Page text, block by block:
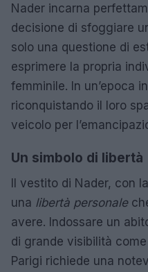
Nader incarna
decisione di sfoggiare
solo una questione di
esprimere la propria
femminile. In un’epoca
riconquistando il loro
veicolo per
Un simbolo di libertà
Il vestito di Nader, con
una libertà personale
avere. Indossare un
di grande visibilità
Parigi richiede una